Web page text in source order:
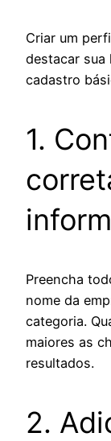
Criar um
destacar sua
cadastro
1.
Preencha
nome da
categoria.
maiores as
resultados.
2.